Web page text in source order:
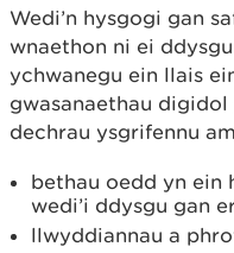
Wedi’n hysgogi gan
wnaethon ni ei
ychwanegu ein llais
gwasanaethau
dechrau ysgrifennu
bethau oedd yn ein
wedi’i ddysgu gan
llwyddiannau a